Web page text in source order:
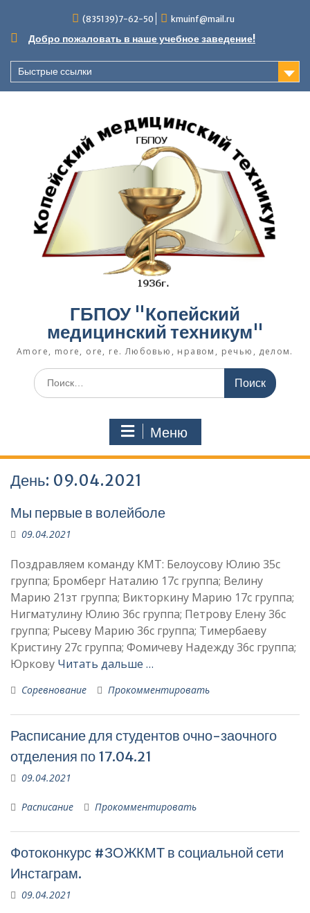
содержимому
(835139)7-62-50 kmuinf@mail.ru
Добро пожаловать в наше учебное заведение!
Быстрые ссылки
ГБПОУ "Копейский
медицинский техникум"
Amore, more, ore, re. Любовью, нравом, речью, делом.
Поиск
по:
Меню
День: 09.04.2021
Мы первые в волейболе
09.04.2021
Поздравляем команду КМТ: Белоусову Юлию 35с
группа; Бромберг Наталию 17с группа; Велину
Марию 21зт группа; Викторкину Марию 17с группа;
Нигматулину Юлию 36с группа; Петрову Елену 36с
группа; Рысеву Марию 36с группа; Тимербаеву
Кристину 27с группа; Фомичеву Надежду 36с группа;
Юркову Читать дальше …
Соревнование Прокомментировать
Расписание для студентов очно-заочного
отделения по 17.04.21
09.04.2021
Расписание Прокомментировать
Фотоконкурс #ЗОЖКМТ в социальной сети
Инстаграм.
09.04.2021